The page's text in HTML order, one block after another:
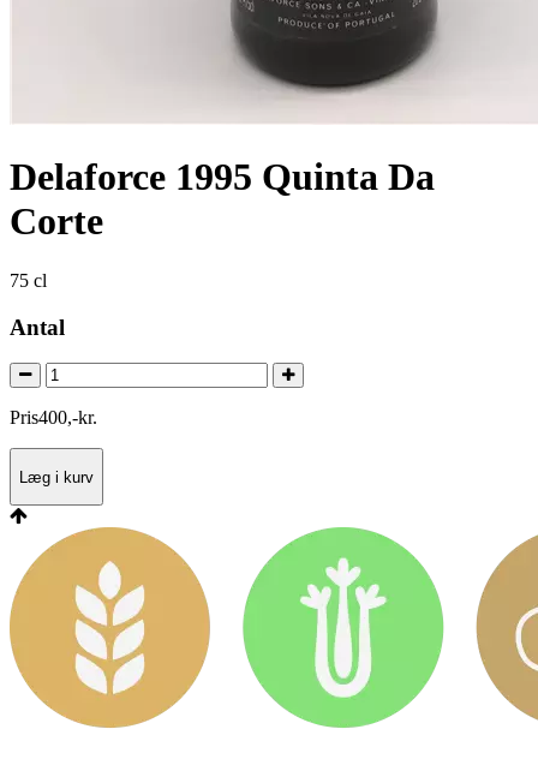
Delaforce 1995 Quinta Da
Corte
75 cl
Antal
Pris400,-kr.
Læg i kurv